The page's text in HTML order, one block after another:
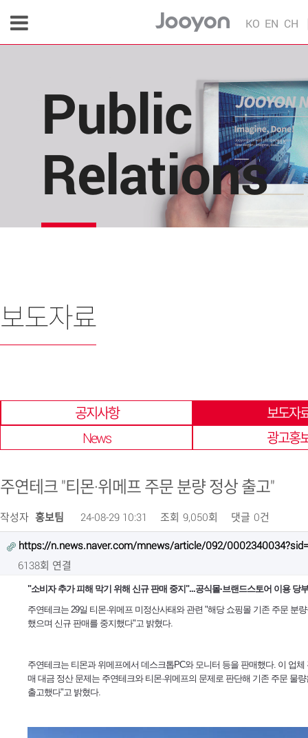
KO EN CH
Public
Relations
편리하게
한 곳에 모아 확인 할 수 있습니다.
보도자료
공지사항
보도자
News
광고홍
주연테크 "티몬·위메프 주문 분량 정상 출고"
작성자 홍보팀 24-08-29 10:31 조회 9,050회 댓글 0건
https://n.news.naver.com/mnews/article/092/
6138회 연결
"소비자 추가 피해 막기 위해 신규 판매 중지"...공식몰·브랜드스토어 이용 당부
주연테크는 29일 티몬·위메프 미정산사태와 관련 "해당 쇼핑몰 기존 주문 분
했으며 신규 판매를 중지했다"고 밝혔다.
주연테크는 티몬과 위메프에서 데스크톱PC와 모니터 등을 판매했다. 이 업체
매 대금 정산 문제는 주연테크와 티몬·위메프의 문제로 판단해 기존 주문 물
출고했다"고 밝혔다.